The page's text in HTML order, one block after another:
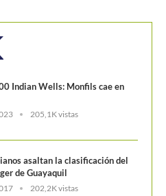
Indian Wells: Monfils cae en
205,1K vistas
asaltan la clasificación del
de Guayaquil
202,2K vistas